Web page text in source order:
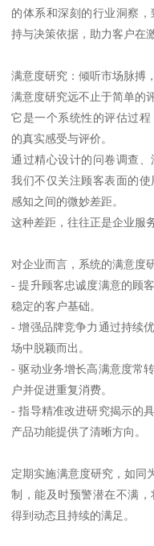
的体系和深刻的行业洞察
持与决策依据，助力客户在
满意度研究：倾听市场脉搏
满意度研究远不止于简单的
它是一个系统性的评估过
的真实感受与评价。
通过精心设计的问卷调查、
我们不仅关注顾客表面的
感知之间的微妙差距。
这种差距，往往正是企业服
对企业而言，系统的满意度
- 提升顾客忠诚度满意的顾
稳定的客户基础。
- 增强品牌竞争力通过持续
场中脱颖而出。
- 驱动业务增长高满意度常
户并促进重复消费。
- 指导精准改进研究揭示的
产品功能提供了清晰方向。
定期实施满意度研究，如同
制，能及时预警潜在不满
得到动态且持续的满足。